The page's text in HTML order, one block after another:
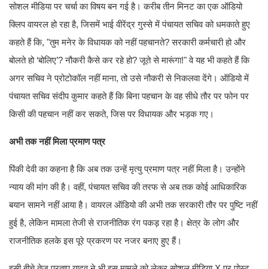
सोशल मीडिया पर चर्चा का विषय बन गई है। करीब तीन मिनट का एक ऑडियो
क्लिप वायरल हो रहा है, जिसमें भाई वीरेंद्र गुस्से में पंचायत सचिव को धमकाते हुए
कहते हैं कि, "तुम मनेर के विधायक को नहीं पहचानते? सरकारी कर्मचारी हो और
बोलते हो ‘बोलिए’? नौकरी कैसे कर रहे हो? जूते से मारूंगा!" वे यह भी कहते हैं कि
अगर सचिव ने प्रोटोकॉल नहीं माना, तो उसे नौकरी से निकलवा देंगे। ऑडियो में
पंचायत सचिव संदीप कुमार कहते हैं कि बिना पहचान के वह सीधे तौर पर फोन पर
किसी की पहचान नहीं कर सकते, जिस पर विधायक और भड़क गए।
अभी तक नहीं मिला प्रमाण पत्र
पिंकी देवी का कहना है कि अब तक उन्हें मृत्यु प्रमाण पत्र नहीं मिला है। उन्होंने
न्याय की मांग की है। वहीं, पंचायत सचिव की तरफ से अब तक कोई आधिकारिक
बयान सामने नहीं आया है। वायरल ऑडियो की अभी तक सरकारी तौर पर पुष्टि नहीं
हुई है, लेकिन मामला तेजी से राजनीतिक रंग पकड़ रहा है। क्षेत्र के लोग और
राजनीतिक हलके इस पूरे प्रकरण पर नजर बनाए हुए हैं।